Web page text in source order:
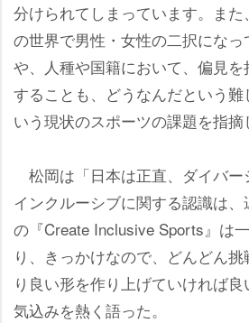
分けられてしまっています。ま
の世界で男性・女性の二択になっ
、人種や国籍において、偏見を
することも、どうなんだという難
いう現状のスポーツの課題を指摘
松岡は「日本は正直、ダイバ
インクルーシブに関する認識は
の『Create Inclusive Sports』は
り、きっかけなので、どんどん
り良い形を作り上げていければ
気込みを熱く語った。